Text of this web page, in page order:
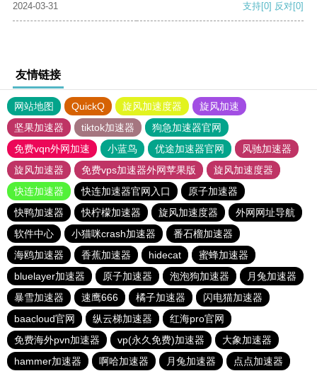
2024-03-31
支持[0] 反对[0]
友情链接
网站地图 QuickQ 旋风加速度器
旋风加速
坚果加速器
tiktok加速器
狗急加速器官网
免费vqn外网加速
小蓝鸟 优途加速器官网
风驰加速器
旋风加速器
免费vps加速器外网苹果版
旋风加速度器
快连加速器
快连加速器官网入口
原子加速器
快鸭加速器
快柠檬加速器 旋风加速度器
外网网址导航
软件中心
小猫咪crash加速器
番石榴加速器
海鸥加速器
香蕉加速器 hidecat
蜜蜂加速器
bluelayer加速器
原子加速器 泡泡狗加速器
月兔加速器
暴雪加速器
速鹰666 橘子加速器
闪电猫加速器
baacloud官网
纵云梯加速器
红海pro官网
免费海外pvn加速器
vp(永久免费)加速器
大象加速器
hammer加速器
啊哈加速器 月兔加速器 点点加速器